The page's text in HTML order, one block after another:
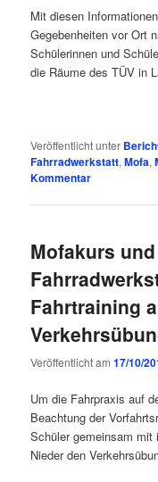
Mit diesen
Gegebenheiten vor Ort
Schülerinnen und
die Räume des TÜV in
Veröffentlicht unter
Fahrradwerkstatt,Mofa,
Kommentar
Mofakurs und
Fahrtraining
Veröffentlicht am17/10/
Um die Fahrpraxis auf
Beachtung der
Schüler gemeinsam mit
Nieder den